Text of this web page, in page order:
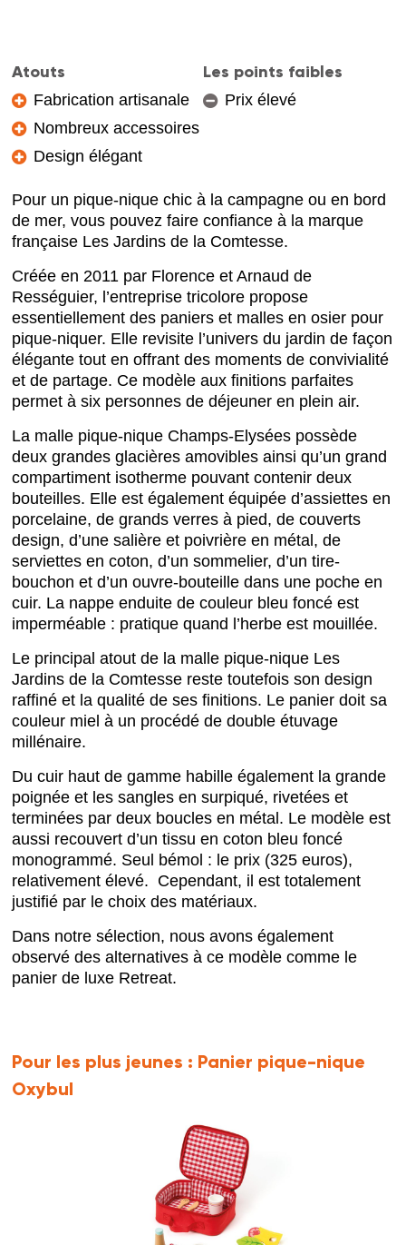
Atouts
Fabrication artisanale
Nombreux accessoires
Design élégant
Les points faibles
Prix élevé
Pour un pique-nique chic à la campagne ou en bord
de mer, vous pouvez faire confiance à la marque
française Les Jardins de la Comtesse.
Créée en 2011 par Florence et Arnaud de
Rességuier, l’entreprise tricolore propose
essentiellement des paniers et malles en osier pour
pique-niquer. Elle revisite l’univers du jardin de façon
élégante tout en offrant des moments de convivialité
et de partage. Ce modèle aux finitions parfaites
permet à six personnes de déjeuner en plein air.
La malle pique-nique Champs-Elysées possède
deux grandes glacières amovibles ainsi qu’un grand
compartiment isotherme pouvant contenir deux
bouteilles. Elle est également équipée d’assiettes en
porcelaine, de grands verres à pied, de couverts
design, d’une salière et poivrière en métal, de
serviettes en coton, d’un sommelier, d’un tire-
bouchon et d’un ouvre-bouteille dans une poche en
cuir. La nappe enduite de couleur bleu foncé est
imperméable : pratique quand l’herbe est mouillée.
Le principal atout de la malle pique-nique Les
Jardins de la Comtesse reste toutefois son design
raffiné et la qualité de ses finitions. Le panier doit sa
couleur miel à un procédé de double étuvage
millénaire.
Du cuir haut de gamme habille également la grande
poignée et les sangles en surpiqué, rivetées et
terminées par deux boucles en métal. Le modèle est
aussi recouvert d’un tissu en coton bleu foncé
monogrammé. Seul bémol : le prix (325 euros),
relativement élevé. Cependant, il est totalement
justifié par le choix des matériaux.
Dans notre sélection, nous avons également
observé des alternatives à ce modèle comme le
panier de luxe Retreat.
Pour les plus jeunes : Panier pique-nique
Oxybul